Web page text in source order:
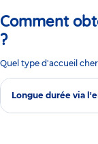
Comment
?
Quel type d'accueil
Longue durée via